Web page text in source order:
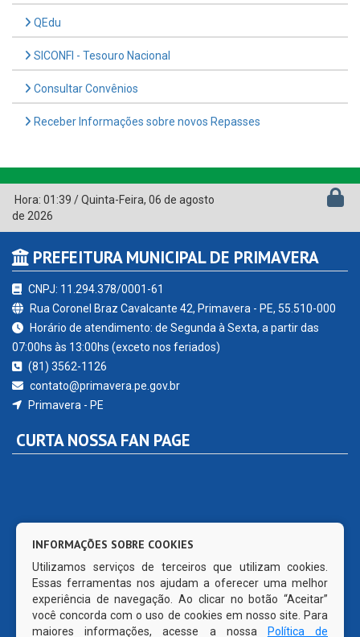
QEdu
SICONFI - Tesouro Nacional
Consultar Convênios
Receber Informações sobre novos Repasses
Hora: 01:39 /Quinta-Feira, 06 de agosto
de 2026
PREFEITURA MUNICIPAL DE PRIMAVERA
CNPJ: 11.294.378/0001-61
Rua Coronel Braz Cavalcante 42, Primavera - PE, 55.510-000
Horário de atendimento: de Segunda à Sexta, a partir das
07:00hs às 13:00hs (exceto nos feriados)
(81) 3562-1126
contato@primavera.pe.gov.br
Primavera - PE
CURTA NOSSA FAN PAGE
INFORMAÇÕES SOBRE COOKIES
Utilizamos serviços de terceiros que utilizam cookies.
Essas ferramentas nos ajudam a oferecer uma melhor
experiência de navegação. Ao clicar no botão “Aceitar”
você concorda com o uso de cookies em nosso site. Para
maiores informações, acesse a nossa
Política de